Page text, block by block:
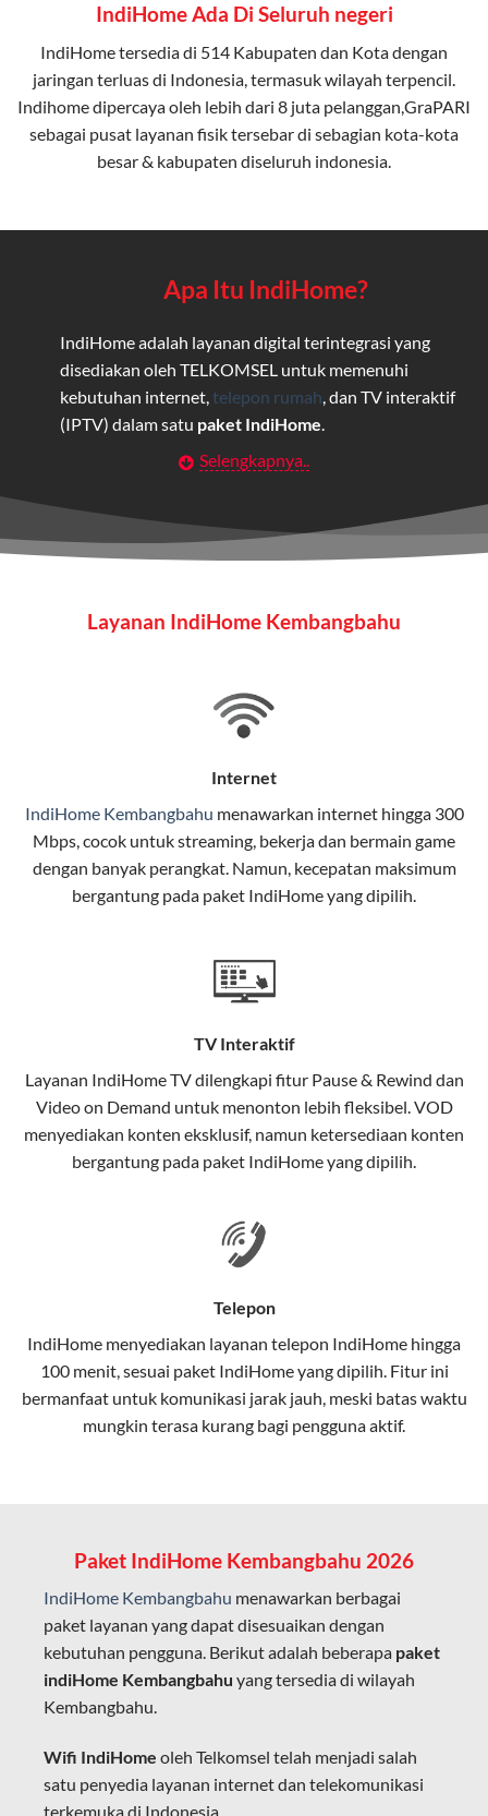
IndiHome Ada Di Seluruh negeri
IndiHome tersedia di 514 Kabupaten dan Kota dengan
jaringan terluas di Indonesia, termasuk wilayah terpencil.
Indihome dipercaya oleh lebih dari 8 juta pelanggan,GraPARI
sebagai pusat layanan fisik tersebar di sebagian kota-kota
besar & kabupaten diseluruh indonesia.
Apa Itu IndiHome?
IndiHome adalah layanan digital terintegrasi yang
disediakan oleh TELKOMSEL untuk memenuhi
kebutuhan internet, telepon rumah , dan TV interaktif
(IPTV) dalam satu paket IndiHome
Layanan Wifi Indihome ini dirancang untuk
maupun individu yang membutuhkan konektivitas dan
hiburan berkualitas tinggi.
pengguna rumah dan bisnis.
stabil, dan memiliki berbagai pilihan paket IndiHome
Selain internet, layanan IndiHome juga mencakup TV
interaktif (IndiHome TV) dan telepon rumah dalam
satu paket.
Teknologi di Balik WiFi IndiHome
Wifi IndiHome menggunakan teknologi Fiber To The
menggunakan kabel serat optik hingga ke rumah
pelanggan. Teknologi ini memiliki beberapa
keunggulan:
Kecepatan Tinggi
dibandingkan kabel tembaga atau DSL.
elektromagnetik, sehingga koneksi tetap lancar.
Latensi Rendah
Cocok untuk aktivitas yang membutuhkan koneksi
Mampu menangani banyak perangkat sekaligus tanpa
Dengan teknologi ini, IndiHome memberikan pengalaman
internet yang lebih baik bagi pengguna untuk bekerja,
belajar, dan hiburan di rumah.
IndiHome sering disebut sebagai WiFi IndiHome karena
fiber optic dapat dikoneksikan melalui perangkat router
WiFi.
Selengkapnya..
Layanan IndiHome Kembangbahu
Internet
IndiHome Kembangbahu menawarkan internethingga 300
Mbps, cocok untuk streaming, bekerja dan bermain game
dengan banyak perangkat. Namun, kecepatan maksimum
bergantung pada paket IndiHome yang dipilih.
TV Interaktif
Layanan IndiHome TVdilengkapi fitur Pause & Rewind dan
Video on Demand untuk menonton lebih fleksibel. VOD
menyediakan konten eksklusif, namun ketersediaan konten
bergantung pada paket IndiHome yang dipilih.
Telepon
IndiHome menyediakan layanan telepon IndiHome hingga
100 menit, sesuai paket IndiHome yang dipilih. Fitur ini
bermanfaat untuk komunikasi jarak jauh, meski batas waktu
mungkin terasa kurang bagi pengguna aktif.
Paket IndiHome Kembangbahu 2026
IndiHome Kembangbahu menawarkan berbagai
paket layanan yang dapat disesuaikan dengan
kebutuhan pengguna. Berikut adalah beberapa paket
indiHome Kembangbahu yang tersedia di wilayah
Kembangbahu.
Wifi IndiHome oleh Telkomsel telah menjadi salah
satu penyedia layanan internet dan telekomunikasi
terkemuka di Indonesia.